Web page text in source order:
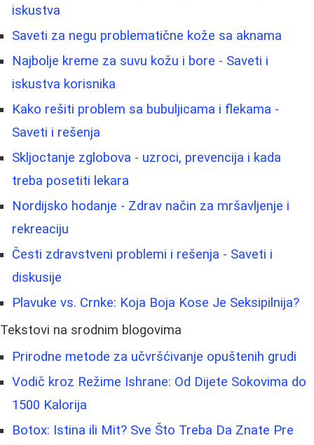
iskustva
Saveti za negu problematične kože sa aknama
Najbolje kreme za suvu kožu i bore - Saveti i
iskustva korisnika
Kako rešiti problem sa bubuljicama i flekama -
Saveti i rešenja
Skljoctanje zglobova - uzroci, prevencija i kada
treba posetiti lekara
Nordijsko hodanje - Zdrav način za mršavljenje i
rekreaciju
Česti zdravstveni problemi i rešenja - Saveti i
diskusije
Plavuke vs. Crnke: Koja Boja Kose Je Seksipilnija?
Tekstovi na srodnim blogovima
Prirodne metode za učvršćivanje opuštenih grudi
Vodič kroz Režime Ishrane: Od Dijete Sokovima do
1500 Kalorija
Botox: Istina ili Mit? Sve Što Treba Da Znate Pre